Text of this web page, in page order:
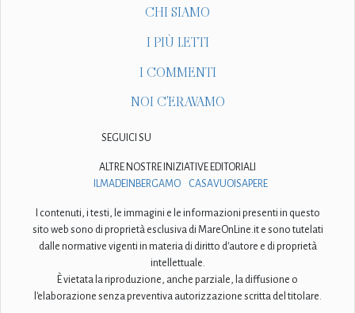
CHI SIAMO
I PIÙ LETTI
I COMMENTI
NOI C'ERAVAMO
SEGUICI SU
ALTRE NOSTRE INIZIATIVE EDITORIALI
ILMADEINBERGAMO
CASAVUOISAPERE
I contenuti, i testi, le immagini e le informazioni presenti in questo
sito web sono di proprietà esclusiva di MareOnLine.it e sono tutelati
dalle normative vigenti in materia di diritto d'autore e di proprietà
intellettuale.
È vietata la riproduzione, anche parziale, la diffusione o
l'elaborazione senza preventiva autorizzazione scritta del titolare.